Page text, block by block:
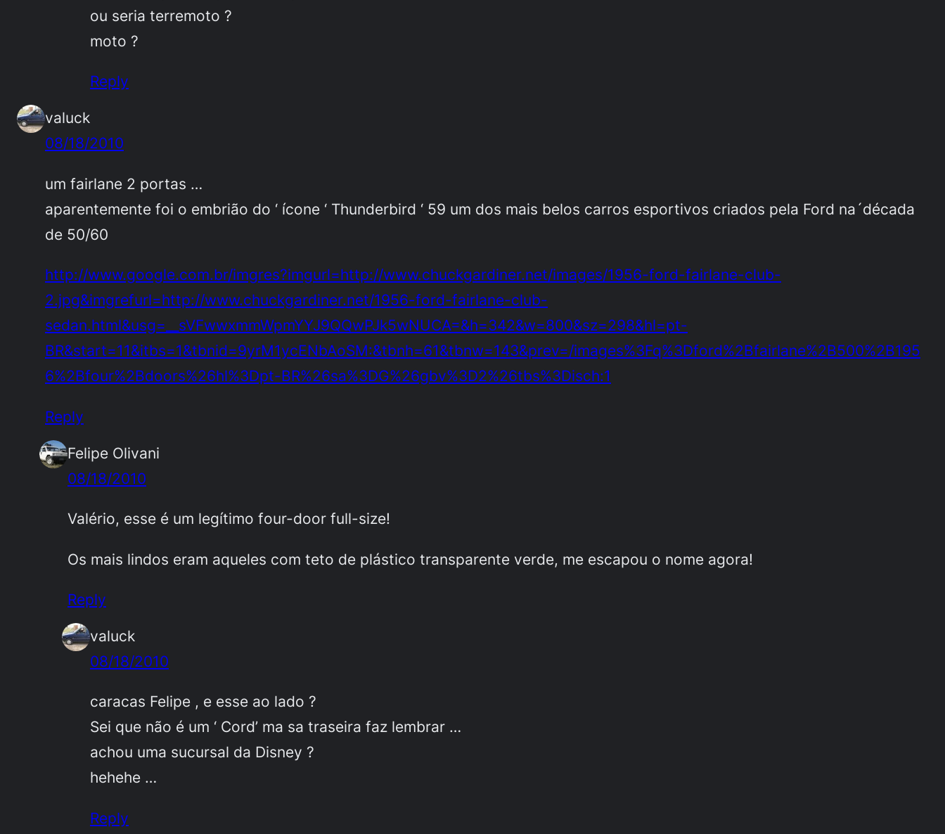
ou seria terremoto ?
moto ?
Reply
valuck
08/18/2010
um fairlane 2 portas …
aparentemente foi o embrião do ‘ ícone ‘ Thunderbird ‘ 59 um dos mais belos carros esportivos criados pela Ford na´década
de 50/60
http://www.google.com.br/imgres?imgurl=http://www.chuckgardiner.net/images/1956-ford-fairlane-club-
2.jpg&imgrefurl=http://www.chuckgardiner.net/1956-ford-fairlane-club-
sedan.html&usg=__sVFwwxmmWpmYYJ9QQwPJk5wNUCA=&h=342&w=800&sz=298&hl=pt-
BR&start=11&itbs=1&tbnid=9yrM1ycENbAoSM:&tbnh=61&tbnw=143&prev=/images%3Fq%3Dford%2Bfairlane%2B500%2B195
6%2Bfour%2Bdoors%26hl%3Dpt-BR%26sa%3DG%26gbv%3D2%26tbs%3Disch:1
Reply
Felipe Olivani
08/18/2010
Valério, esse é um legítimo four-door full-size!
Os mais lindos eram aqueles com teto de plástico transparente verde, me escapou o nome agora!
Reply
valuck
08/18/2010
caracas Felipe , e esse ao lado ?
Sei que não é um ‘ Cord’ ma sa traseira faz lembrar …
achou uma sucursal da Disney ?
hehehe …
Reply